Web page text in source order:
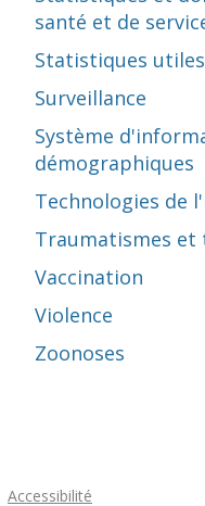
santé et de
Statistiques
Surveillance
Système
démographiques
Technologies de
Traumatismes
Vaccination
Violence
Zoonoses
Accessibilité